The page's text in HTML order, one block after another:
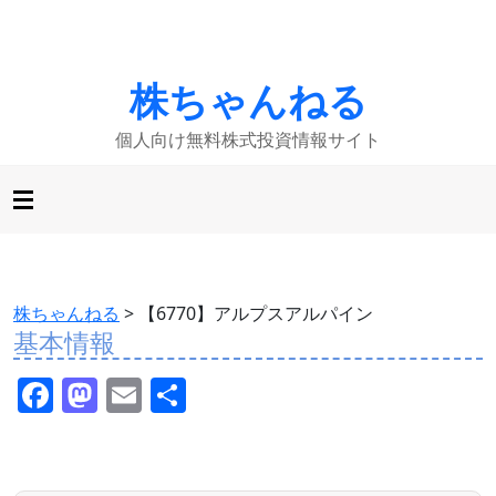
株ちゃんねる
個人向け無料株式投資情報サイト
株ちゃんねる > 【6770】アルプスアルパイン
基本情報
F M E